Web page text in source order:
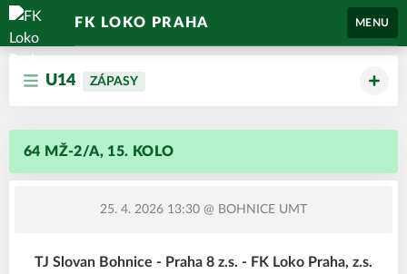
FK LOKO PRAHA MENU
U14 ZÁPASY
64 MŽ-2/A, 15. KOLO
25. 4. 2026 13:30 @ BOHNICE UMT
TJ Slovan Bohnice - Praha 8 z.s. - FK Loko Praha, z.s.